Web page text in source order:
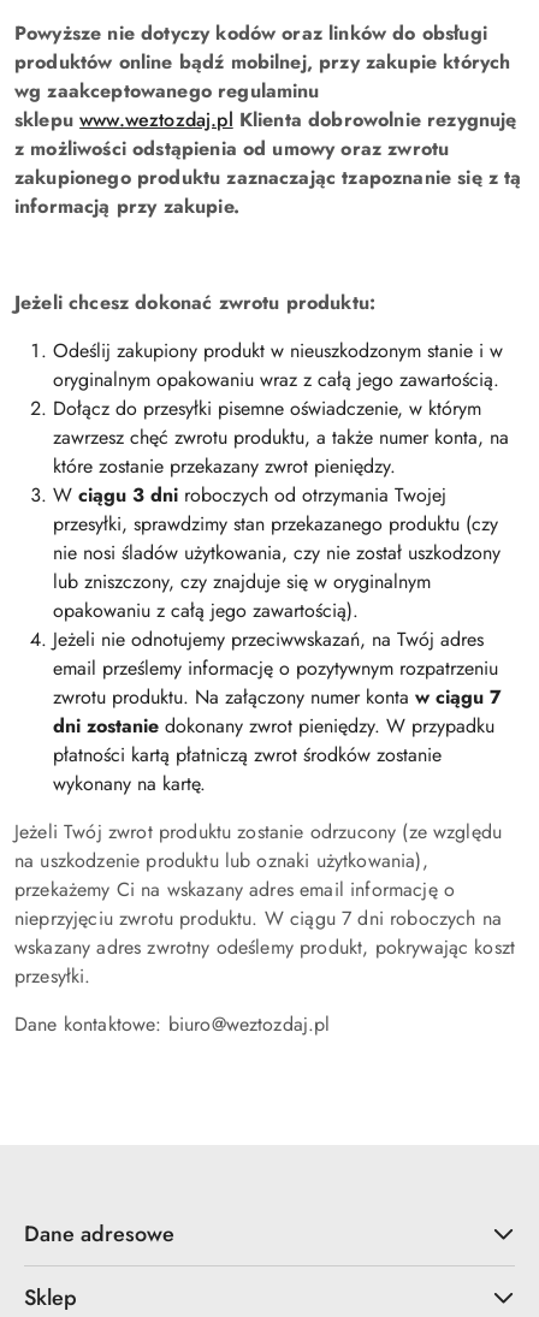
Powyższe nie dotyczy kodów oraz linków do obsługi
produktów online bądź mobilnej, przy zakupie których
wg zaakceptowanego regulaminu
sklepuwww.weztozdaj.pl Klienta dobrowolnie rezygnuję
z możliwości odstąpienia od umowy oraz zwrotu
zakupionego produktu zaznaczając tzapoznanie się z tą
informacją przy zakupie.
Jeżeli chcesz dokonać zwrotu produktu:
Odeślij zakupiony produkt w nieuszkodzonym stanie i w
oryginalnym opakowaniu wraz z całą jego zawartością.
Dołącz do przesyłki pisemne oświadczenie, w którym
zawrzesz chęć zwrotu produktu, a także numer konta, na
które zostanie przekazany zwrot pieniędzy.
W ciągu 3 dni roboczych od otrzymania Twojej
przesyłki, sprawdzimy stan przekazanego produktu (czy
nie nosi śladów użytkowania, czy nie został uszkodzony
lub zniszczony, czy znajduje się w oryginalnym
opakowaniu z całą jego zawartością).
Jeżeli nie odnotujemy przeciwwskazań, na Twój adres
email prześlemy informację o pozytywnym rozpatrzeniu
zwrotu produktu. Na załączony numer konta w ciągu 7
dni zostanie dokonany zwrot pieniędzy. W przypadku
płatności kartą płatniczą zwrot środków zostanie
wykonany na kartę.
Jeżeli Twój zwrot produktu zostanie odrzucony (ze względu
na uszkodzenie produktu lub oznaki użytkowania),
przekażemy Ci na wskazany adres email informację o
nieprzyjęciu zwrotu produktu. W ciągu 7 dni roboczych na
wskazany adres zwrotny odeślemy produkt, pokrywając koszt
przesyłki.
Dane kontaktowe: biuro@weztozdaj.pl
Dane adresowe
Sklep